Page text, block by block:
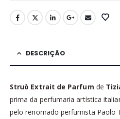
DESCRIÇÃO
Struò Extrait de Parfum de
prima da perfumaria artística
pelo renomado perfumista Paolo